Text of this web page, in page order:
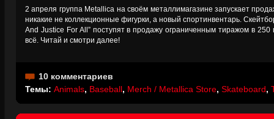
2 апреля группа Metallica на своём металлимагазине запускает
никакие не коллекционные фигурки, а новый спортинвентарь.
And Justice For All” поступят в продажу ограниченным тиражом в
всё. Читай и смотри далее!
10 комментариев
Темы: Animals, Baseball, Merch / Metallica Store, Skateboard,